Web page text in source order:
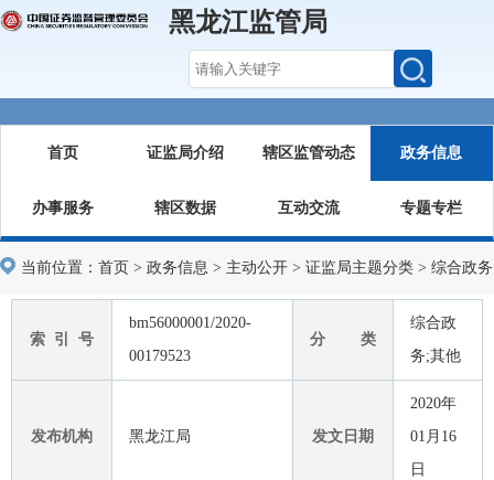
黑龙江监管局
首页 证监局介绍 辖区监管动态 政务信息
办事服务 辖区数据 互动交流 专题专栏
当前位置： 首页 > 政务信息 > 主动公开 > 证监局主题分类 > 综合政务
索 引 号
bm56000001/2020-
00179523
分 类
综合政
务;其他
发布机构 黑龙江局 发文日期
2020年
01月16
日